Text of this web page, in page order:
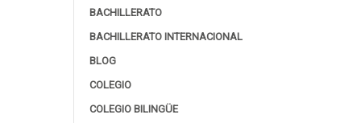
BACHILLERATO
BACHILLERATO INTERNACIONAL
BLOG
COLEGIO
COLEGIO BILINGÜE